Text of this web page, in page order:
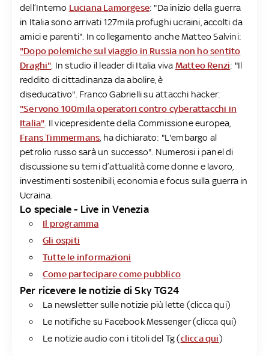
dell’Interno Luciana Lamorgese: "Da inizio della guerra
in Italia sono arrivati 127mila profughi ucraini, accolti da
amici e parenti". In collegamento anche Matteo Salvini:
"Dopo polemiche sul viaggio in Russia non ho sentito
Draghi" . In studio il leader di Italia viva Matteo Renzi: "Il
reddito di cittadinanza da abolire, è
diseducativo". Franco Gabrielli su attacchi hacker:
"Servono 100mila operatori contro cyberattacchi in
Italia" . Il vicepresidente della Commissione europea,
Frans Timmermans , ha dichiarato: "L'embargo al
petrolio russo sarà un successo". Numerosi i panel di
discussione su temi d’attualità come donne e lavoro,
investimenti sostenibili, economia e focus sulla guerra in
Ucraina.
Lo speciale - Live in Venezia
Il programma
Gli ospiti
Tutte le informazioni
Come partecipare come pubblico
Per ricevere le notizie di Sky TG24
La newsletter sulle notizie più lette (clicca qui)
Le notifiche su Facebook Messenger (clicca qui)
Le notizie audio con i titoli del Tg (clicca qui)